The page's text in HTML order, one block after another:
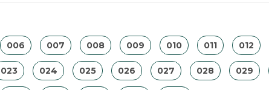
006 007 008 009 010 011 012
023 024 025 026 027 028 029